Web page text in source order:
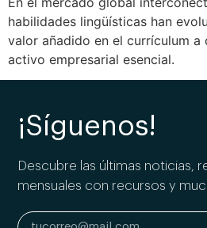
habilidades lingüísticas han
valor añadido en el currículum a
activo empresarial esencial.
¡Síguenos!
Descubre las últimas noticias,
mensuales con recursos y